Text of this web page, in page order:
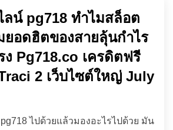
ลน์ pg718 ทำไมสล็อต
ยอดฮิตของสายลุ้นกำไร
ง Pg718.co เครดิตฟรี
2 เว็บไซต์ใหญ่ July
pg718 ไปด้วยแล้วมองอะไรไปด้วย มัน